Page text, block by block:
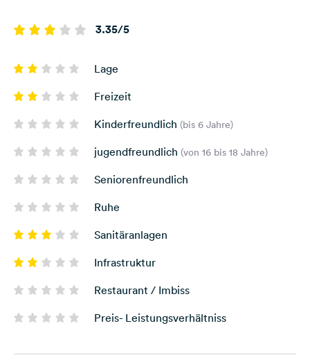
3.35/5
Lage
Freizeit
Kinderfreundlich (bis 6 Jahre)
jugendfreundlich (von 16 bis 18 Jahre)
Seniorenfreundlich
Ruhe
Sanitäranlagen
Infrastruktur
Restaurant / Imbiss
Preis- Leistungsverhältniss